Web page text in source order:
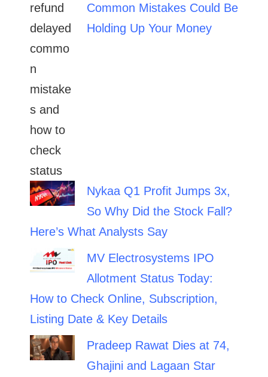
Common Mistakes Could Be
Holding Up Your Money
Nykaa Q1 Profit Jumps 3x,
So Why Did the Stock Fall?
Here’s What Analysts Say
MV Electrosystems IPO
Allotment Status Today:
How to Check Online, Subscription,
Listing Date & Key Details
Pradeep Rawat Dies at 74,
Ghajini and Lagaan Star